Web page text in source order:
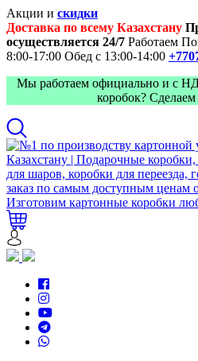
Акции и скидки
Доставка по всему Казахстану
осуществляется 24/7 Работаем
8:00-17:00 Обед с 13:00-14:00
Мы работаем официально и с
коробок?